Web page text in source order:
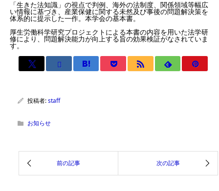
「生きた法知識」の視点で判例、海外の法制度、関係領域等幅広
い情報に基づき、産業保健に関する未然及び事後の問題解決策を
体系的に提示した一作。本学会の基本書。
厚生労働科学研究プロジェクトによる本書の内容を用いた法学研
修により、問題解決能力が向上する旨の効果検証がなされていま
す。
投稿者:staff
お知らせ